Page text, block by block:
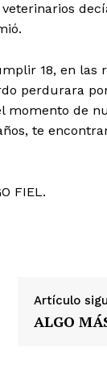
18, en las
perdurara por
momento de
te
FIEL.
Artículo
ALGO